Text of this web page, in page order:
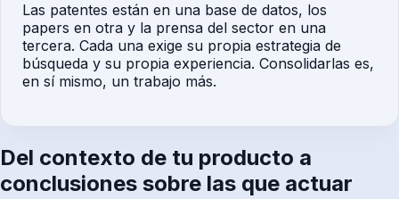
Las patentes están en una base de datos, los
papers en otra y la prensa del sector en una
tercera. Cada una exige su propia estrategia de
búsqueda y su propia experiencia. Consolidarlas es,
en sí mismo, un trabajo más.
Del contexto de tu producto a
conclusiones sobre las que actuar